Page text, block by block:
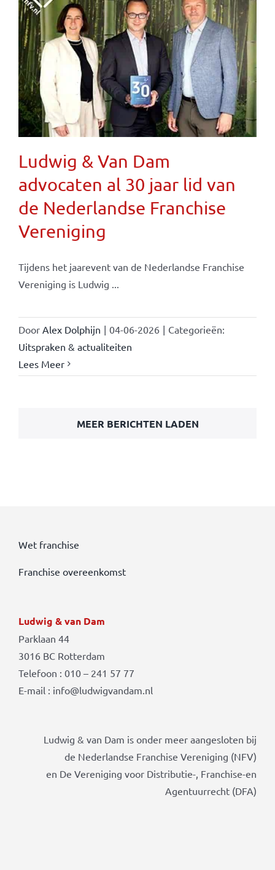
Ludwig & Van Dam
advocaten al 30 jaar lid van
de Nederlandse Franchise
Vereniging
Tijdens het jaarevent van de Nederlandse Franchise
Vereniging is Ludwig ...
Door Alex Dolphijn | 04-06-2026 | Categorieën:
Uitspraken & actualiteiten
Lees Meer
MEER BERICHTEN LADEN
Wet franchise
Franchise overeenkomst
Ludwig & van Dam
Parklaan 44
3016 BC Rotterdam
Telefoon : 010 – 241 57 77
E-mail : info@ludwigvandam.nl
Ludwig & van Dam is onder meer aangesloten bij
de Nederlandse Franchise Vereniging (NFV)
en De Vereniging voor Distributie-, Franchise-en
Agentuurrecht (DFA)